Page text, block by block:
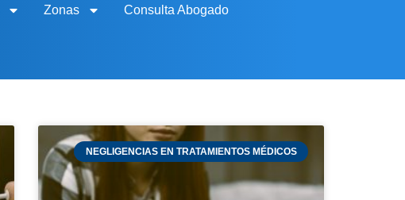
Zonas Consulta Abogado
NEGLIGENCIAS EN TRATAMIENTOS MÉDICOS